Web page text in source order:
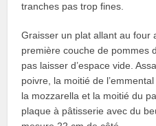
tranches pas trop fines.
Graisser un plat allant au four
première couche de pommes
pas laisser d’espace vide.
poivre, la moitié de
la mozzarella et la moitié du
plaque à pâtisserie avec du